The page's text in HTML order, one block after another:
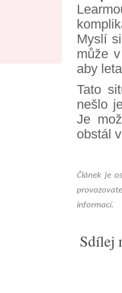
Myslí
může
aby
Tato
nešlo
Je
obstál
Článek je
informací.
Sdílej